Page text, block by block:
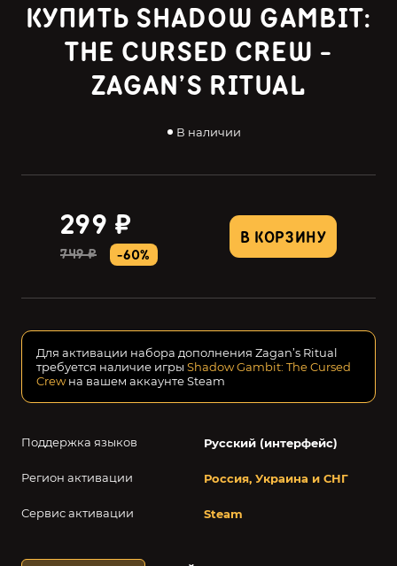
КУПИТЬ SHADOW GAMBIT:
THE CURSED CREW -
ZAGAN’S RITUAL
В наличии
В КОРЗИНУ
299 ₽
749 ₽ -60%
Поддержка языков Русский (интерфейс)
Регион активации Россия, Украина и СНГ
Сервис активации Steam
Для активации набора дополнения Zagan’s Ritual
требуется наличие игры Shadow Gambit: The Cursed
Crewна вашем аккаунте Steam